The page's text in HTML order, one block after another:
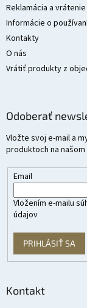
Reklamácia a vrátenie
Informácie o
Kontakty
O nás
Vrátiť produkty z
Odoberať
Vložte svoj e-mail a
produktoch na
Email
Vložením e-mailu
údajov
PRIHLÁSIŤ SA
Kontakt